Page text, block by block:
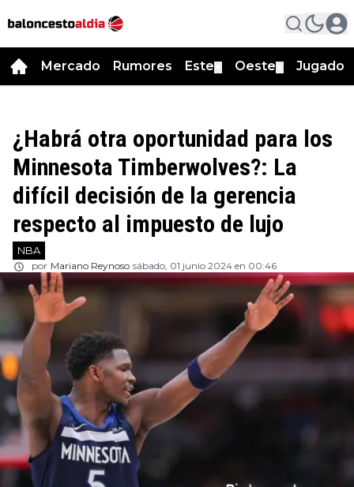
Mercado Rumores Este Oeste
¿Habrá otra oportunidad para los
Minnesota Timberwolves?: La
difícil decisión de la gerencia
respecto al impuesto de lujo
NBA
por Mariano Reynoso sábado, 01 junio 2024 en 00:46